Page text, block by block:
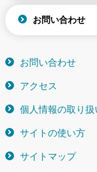
お問い合わせ
お問い合わせ
アクセス
個人情報の取り扱
サイトの使い方
サイトマップ